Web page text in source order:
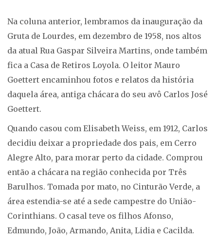
Na coluna anterior, lembramos da inauguração da
Gruta de Lourdes, em dezembro de 1958, nos altos
da atual Rua Gaspar Silveira Martins, onde também
fica a Casa de Retiros Loyola. O leitor Mauro
Goettert encaminhou fotos e relatos da história
daquela área, antiga chácara do seu avô Carlos José
Goettert.
Quando casou com Elisabeth Weiss, em 1912, Carlos
decidiu deixar a propriedade dos pais, em Cerro
Alegre Alto, para morar perto da cidade. Comprou
então a chácara na região conhecida por Três
Barulhos. Tomada por mato, no Cinturão Verde, a
área estendia-se até a sede campestre do União-
Corinthians. O casal teve os filhos Afonso,
Edmundo, João, Armando, Anita, Lidia e Cacilda.